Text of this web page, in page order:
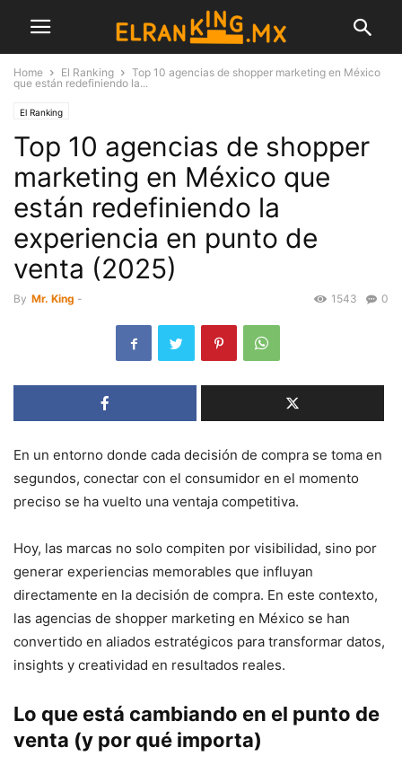
Home El Ranking
Top 10 agencias de shopper marketing en México
que están redefiniendo la...
El Ranking
Top 10 agencias de shopper
marketing en México que
están redefiniendo la
experiencia en punto de
venta (2025)
By Mr. King - 0
1543
En un entorno donde cada decisión de compra se toma en
segundos, conectar con el consumidor en el momento
preciso se ha vuelto una ventaja competitiva.
Hoy, las marcas no solo compiten por visibilidad, sino por
generar experiencias memorables que influyan
directamente en la decisión de compra. En este contexto,
las agencias de shopper marketing en México se han
convertido en aliados estratégicos para transformar datos,
insights y creatividad en resultados reales.
Lo que está cambiando en el punto de
venta (y por qué importa)